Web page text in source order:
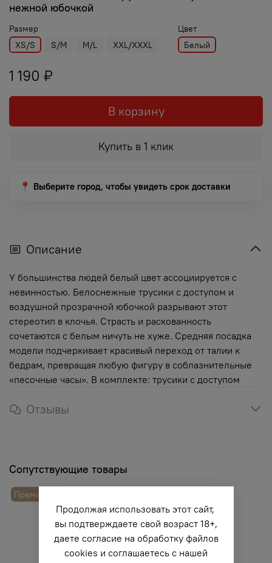
нежной юбочкой
Размер
XS/S
S/M M/L XXL/XXXL
Цвет
Белый
1 190 ₽
В корзину
Купить в 1 клик
📍 Выберите город, чтобы увидеть срок доставки
Описание
У большинства людей белый цвет ассоциируется с
невинностью. Белоснежные трусики с доступом и
воздушной прозрачной юбочкой разрывают этот
стереотип в клочья. Страсть и раскованность
сочетаются с белым ничуть не хуже. Средняя посадка
модели подчеркивает красивый переход от талии к
бедрам, превращая любую фигуру в соблазнительные
«песочные часы». В комплекте: трусики с доступом
Отзывы
Сопутствующие товары
Премиум-бренд
Продолжая использовать этот сайт,
вы подтверждаете свой возраст 18+,
даете согласие на обработку файлов
cookies и соглашаетесь с нашей